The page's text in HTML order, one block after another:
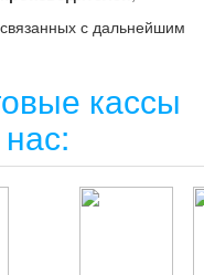
с дальнейшим
кассы